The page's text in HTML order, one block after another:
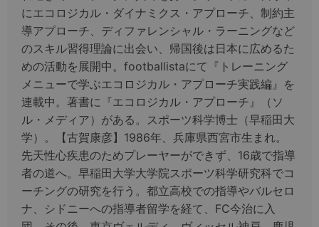
にエコロジカル・ダイナミクス・アプローチ、制約主
導アプローチ、ディファレンシャル・ラーニングなど
のスキル習得理論に出会い、帰国後は日本に広めるた
めの活動を展開中。footballistaにて『トレーニング
メニューで学ぶエコロジカル・アプローチ実践編』を
連載中。著書に『エコロジカル・アプローチ』（ソ
ル・メディア）がある。スポーツ科学博士（早稲田大
学）。【古賀康彦】1986年、兵庫県西宮市生まれ。
先天性心疾患のためプレーヤーができず、16歳で指導
者の道へ。早稲田大学大学院スポーツ科学研究科でコ
ーチングの研究を行う。都立高校での指導やバルセロ
ナ、シドニーへの指導者留学を経て、FC今治に入